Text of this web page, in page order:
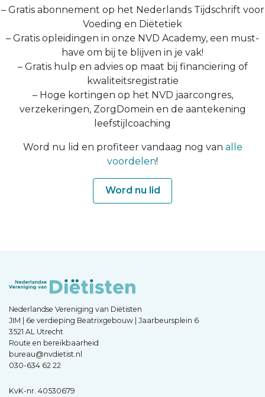
– Gratis abonnement op het Nederlands Tijdschrift voor
Voeding en Diëtetiek
– Gratis opleidingen in onze NVD Academy, een must-
have om bij te blijven in je vak!
– Gratis hulp en advies op maat bij financiering of
kwaliteitsregistratie
– Hoge kortingen op het NVD jaarcongres,
verzekeringen, ZorgDomein en de aantekening
leefstijlcoaching
Word nu lid en profiteer vandaag nog van alle
voordelen!
Word nu lid
Nederlandse Vereniging van Diëtisten
JIM | 6e verdieping Beatrixgebouw | Jaarbeursplein 6
3521 AL Utrecht
Route en bereikbaarheid
bureau@nvdietist.nl
030-634 62 22
KvK-nr. 40530679